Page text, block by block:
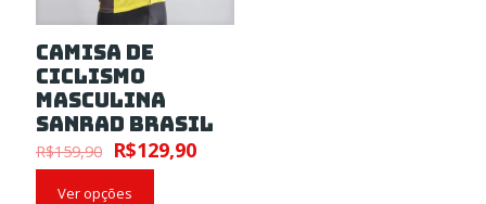
Camisa de
Ciclismo
Masculina
Sanrad Brasil
R$159,90 R$129,90
Ver opções